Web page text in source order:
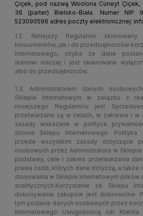
Çiçek, pod nazwą Woolona Cüneyt Çiçek,
36 (parter) Bielsko-Biała. Numer NIP
523090596 adres poczty elektronicznej:
1.2. Niniejszy Regulamin
konsumentów, jak i do przedsiębiorców
Internetowego, chyba że dane
stanowi inaczej i jest skierowane
albo do przedsiębiorców.
1.3. Administratorem danych
Sklepie Internetowym w związku z
niniejszego Regulaminu jest
przetwarzane są w celach, w zakresie i w
zasady wskazane w polityce
stronie Sklepu Internetowego. Polityka
przede wszystkim zasady dotyczące
osobowych przez Administratora w
podstawy, cele i zakres przetwarzania
prawa osób, których dane dotyczą, a także
stosowania w Sklepie Internetowym plików
analitycznych.Korzystanie ze Sklepu
dokonywanie zakupów jest dobrowolne.
tym podanie danych osobowych przez
Internetowego Usługobiorcę lub